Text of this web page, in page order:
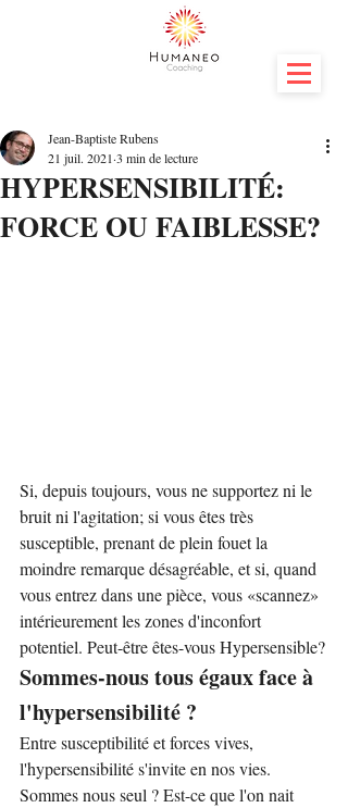
HYPERSENSIBILITÉ:
FORCE OU FAIBLESSE?
Jean-Baptiste Rubens
21 juil. 2021 3 min de lecture
Si, depuis toujours, vous ne supportez ni le
bruit ni l'agitation; si vous êtes très
susceptible, prenant de plein fouet la
moindre remarque désagréable, et si, quand
vous entrez dans une pièce, vous «scannez»
intérieurement les zones d'inconfort
potentiel. Peut-être êtes-vous Hypersensible?
Sommes-nous tous égaux face à
l'hypersensibilité ?
Entre susceptibilité et forces vives,
l'hypersensibilité s'invite en nos vies.
Sommes nous seul ? Est-ce que l'on nait